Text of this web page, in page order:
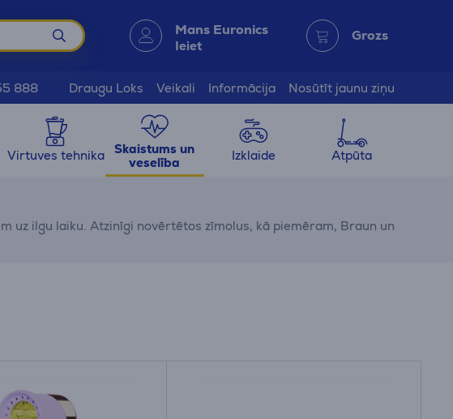
Mans Euronics
Ieiet
Grozs
888 Draugu Loks Veikali Informācija Nosūtīt jaunu ziņu
Virtuves tehnika
Skaistums un
veselība
Izklaide Atpūta
uz ilgu laiku. Atzinīgi novērtētos zīmolus, kā piemēram, Braun un